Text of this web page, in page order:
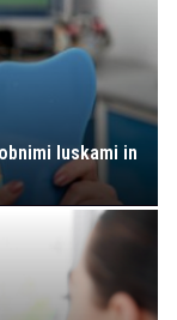
luskami in